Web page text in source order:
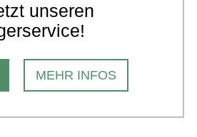
unseren
MEHR INFOS